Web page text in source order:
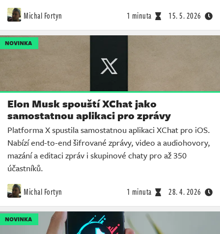
Michal Fortyn 1 minuta 15. 5. 2026
NOVINKA
Elon Musk spouští XChat jako
samostatnou aplikaci pro zprávy
Platforma X spustila samostatnou aplikaci XChat pro iOS.
Nabízí end-to-end šifrované zprávy, video a audiohovory,
mazání a editaci zpráv i skupinové chaty pro až 350
účastníků.
Michal Fortyn 1 minuta 28. 4. 2026
NOVINKA